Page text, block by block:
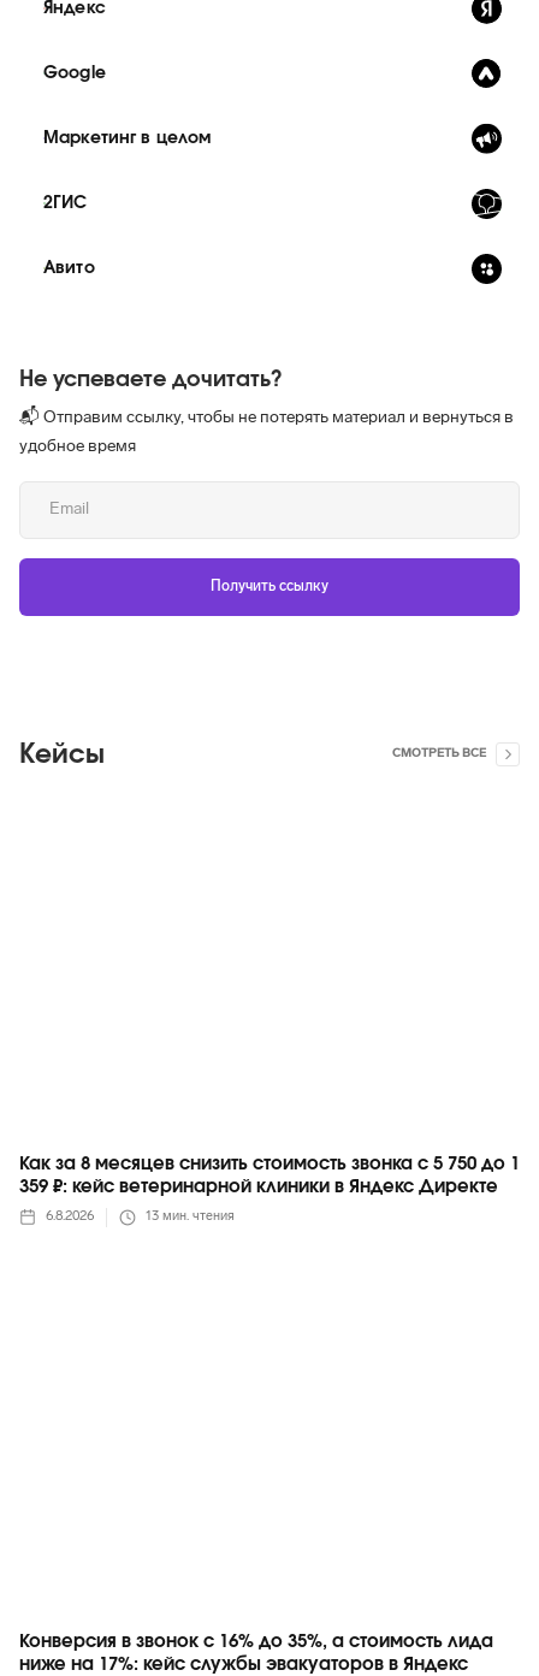
Яндекс
Google
Маркетинг в целом
2ГИС
Авито
Не успеваете дочитать?
📬 Отправим ссылку, чтобы не потерять материал и вернуться в
удобное время
Кейсы СМОТРЕТЬ ВСЕ
Как за 8 месяцев снизить стоимость звонка с 5 750 до 1
359 ₽: кейс ветеринарной клиники в Яндекс Директе
6.8.2026 13 мин. чтения
Конверсия в звонок с 16% до 35%, а стоимость лида
ниже на 17%: кейс службы эвакуаторов в Яндекс